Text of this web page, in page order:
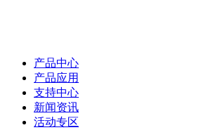
产品中心
产品应用
支持中心
新闻资讯
活动专区